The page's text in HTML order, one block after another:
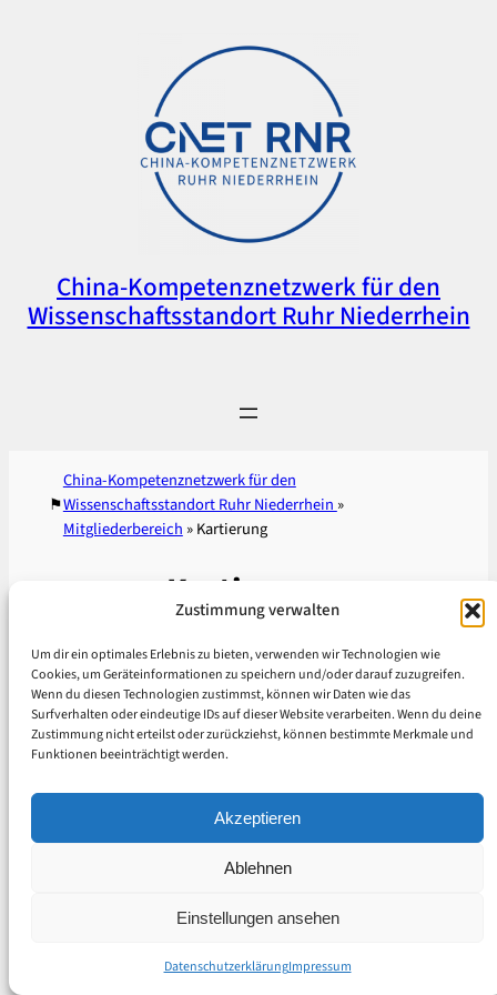
Zustimmung verwalten
Um dir ein optimales Erlebnis zu bieten, verwenden wir Technologien wie
Cookies, um Geräteinformationen zu speichern und/oder darauf zuzugreifen.
Wenn du diesen Technologien zustimmst, können wir Daten wie das
Surfverhalten oder eindeutige IDs auf dieser Website verarbeiten. Wenn du deine
Zustimmung nicht erteilst oder zurückziehst, können bestimmte Merkmale und
Funktionen beeinträchtigt werden.
Akzeptieren
Ablehnen
Einstellungen ansehen
DatenschutzerklärungImpressum
China-Kompetenznetzwerk für den
Wissenschaftsstandort Ruhr Niederrhein
⚑
China-Kompetenznetzwerk für den
Wissenschaftsstandort Ruhr Niederrhein»
Mitgliederbereich»Kartierung
Kartierung
Sie müssen sichanmelden, um auf diesen
Bereich zugreifen zu können. Noch kein
Mitglied?Hier geht es zur Registrierung.
© 2023–2026 CNET RNR